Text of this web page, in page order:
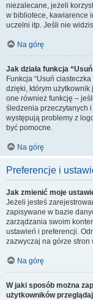
niezalecane, jeżeli
w bibliotece, kawiarence
uczelni itp. Jeśli nie
Na górę
Jak działa funkcja
Funkcja “Usuń
dzięki, którym
one również funkcję –
śledzenia przeczytanych
występują problemy z
być pomocne.
Na górę
Preferencje i
Jak zmienić moje
Jeżeli jesteś
zapisywane w bazie
zarządzania swoim
ustawień i preferencji.
zazwyczaj na górze stron
Na górę
W jaki sposób można
użytkowników